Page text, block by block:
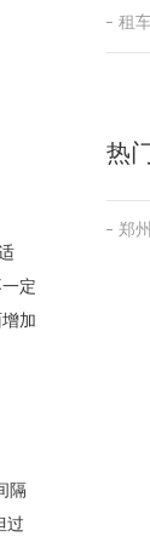
定
加
隔
过
租
热
郑